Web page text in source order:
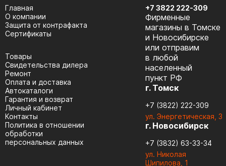
Главная
О компании
Защита от контрафакта
Сертификаты
Товары
Cвидетельства дилера
Ремонт
Оплата и доставка
Автокаталоги
Гарантия и возврат
Личный кабинет
Контакты
Политика в отношении
обработки
персональных данных
+7 3822 222-309
Фирменные
магазины в Томске
и Новосибирске
или отправим
в любой
населенный
пункт РФ
г. Томск
+7 (3822) 222-309
ул. Энергетическая, 3
г. Новосибирск
+7 (3832) 63-33-34
ул. Николая
Шипилова, 1